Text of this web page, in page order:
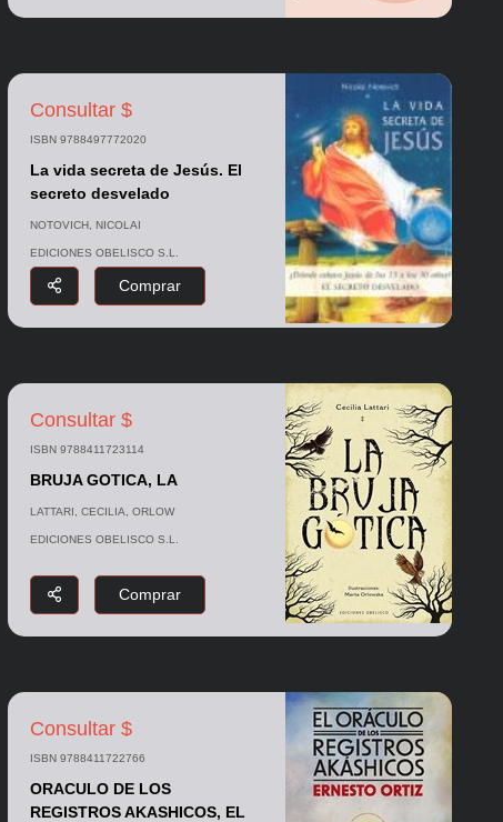
Consultar $
ISBN 9788497772020
La vida secreta de Jesús. El
secreto desvelado
NOTOVICH, NICOLAI
EDICIONES OBELISCO S.L.
Comprar
Consultar $
ISBN 9788411723114
BRUJA GOTICA, LA
LATTARI, CECILIA, ORLOW
EDICIONES OBELISCO S.L.
Comprar
Consultar $
ISBN 9788411722766
ORACULO DE LOS
REGISTROS AKASHICOS, EL